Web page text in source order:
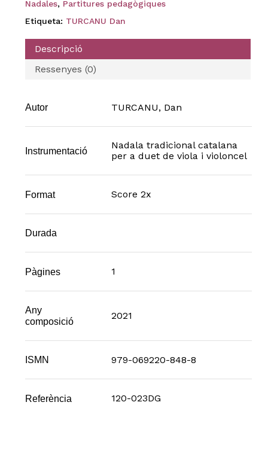
Nadales, Partitures pedagògiques
Etiqueta: TURCANU Dan
Descripció
Ressenyes (0)
Autor TURCANU, Dan
Instrumentació
Nadala tradicional catalana
per a duet de viola i violoncel
Format Score 2x
Durada
Pàgines 1
Any
composició
2021
ISMN 979-069220-848-8
Referència 120-023DG